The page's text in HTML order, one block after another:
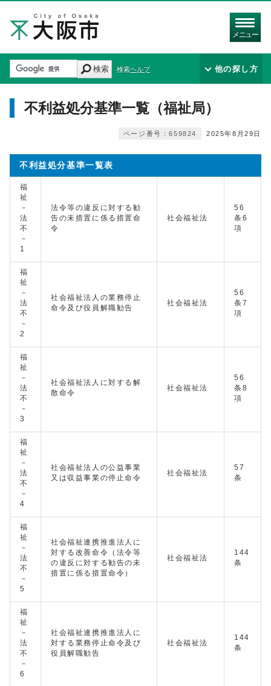
メニュー
検索 検索ヘルプ 他の探し方
不利益処分基準一覧（福祉局）
2025年8月29日
ページ番号：659824
不利益処分基準一覧表
福
祉
－
法
不
－
1
法令等の違反に対する勧
告の未措置に係る措置命
令
社会福祉法
56
条6
項
福
祉
－
法
不
－
2
社会福祉法人の業務停止
命令及び役員解職勧告
社会福祉法
56
条7
項
福
祉
－
法
不
－
3
社会福祉法人に対する解
散命令
社会福祉法
56
条8
項
福
祉
－
法
不
－
4
社会福祉法人の公益事業
又は収益事業の停止命令
社会福祉法
57
条
福
祉
－
法
不
－
5
社会福祉連携推進法人に
対する改善命令（法令等
の違反に対する勧告の未
措置に係る措置命令）
社会福祉法
144
条
福
祉
－
法
不
－
6
社会福祉連携推進法人に
対する業務停止命令及び
役員解職勧告
社会福祉法
144
条